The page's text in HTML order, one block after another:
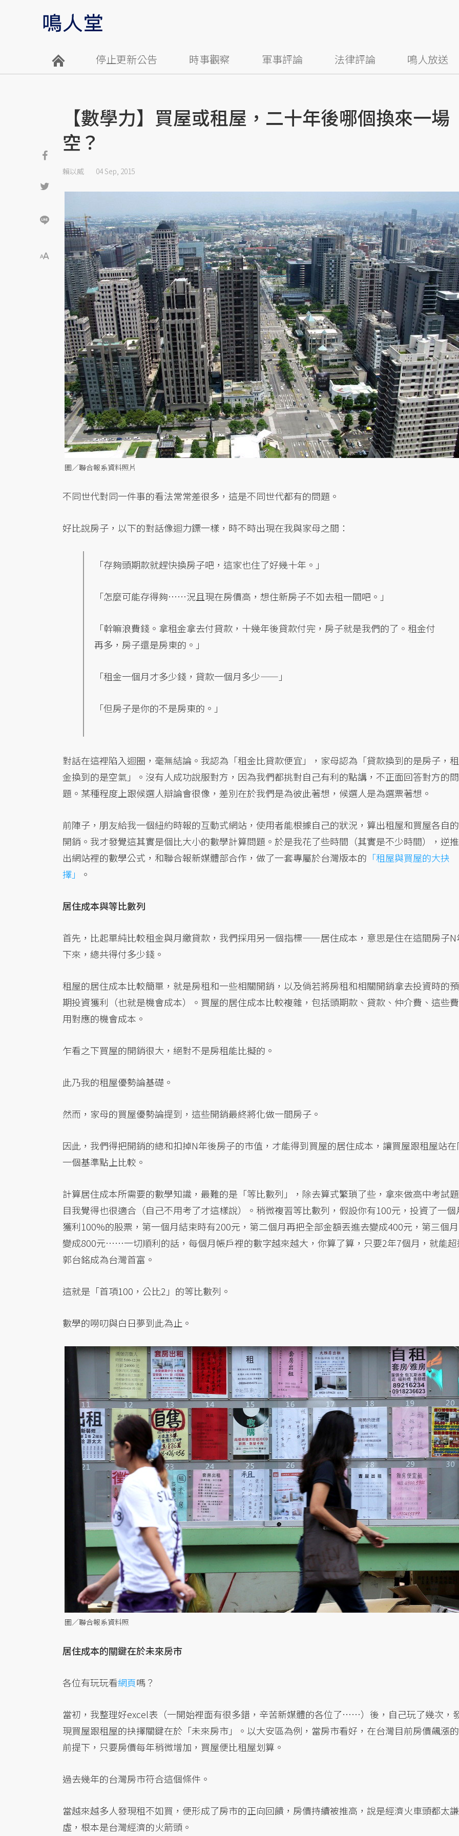
停止更新公告 時事觀察 軍事評論 法律評論 鳴人放送
【數學力】買屋或租屋，二十年後哪個換來一場
空？
賴以威 04 Sep, 2015
圖／聯合報系資料照片
不同世代對同一件事的看法常常差很多，這是不同世代都有的問題。
好比說房子，以下的對話像迴力鏢一樣，時不時出現在我與家母之間：
「存夠頭期款就趕快換房子吧，這家也住了好幾十年。」
「怎麼可能存得夠……況且現在房價高，想住新房子不如去租一間吧。」
「幹嘛浪費錢。拿租金拿去付貸款，十幾年後貸款付完，房子就是我們的了。租金付
再多，房子還是房東的。」
「租金一個月才多少錢，貸款一個月多少——」
「但房子是你的不是房東的。」
對話在這裡陷入迴圈，毫無結論。我認為「租金比貸款便宜」，家母認為「貸款換到的是房子，租
金換到的是空氣」。沒有人成功說服對方，因為我們都挑對自己有利的點講，不正面回答對方的問
題。某種程度上跟候選人辯論會很像，差別在於我們是為彼此著想，候選人是為選票著想。
前陣子，朋友給我一個紐約時報的互動式網站，使用者能根據自己的狀況，算出租屋和買屋各自的
開銷。我才發覺這其實是個比大小的數學計算問題。於是我花了些時間（其實是不少時間），逆推
出網站裡的數學公式，和聯合報新媒體部合作，做了一套專屬於台灣版本的 「租屋與買屋的大抉
擇」
。
居住成本與等比數列
首先，比起單純比較租金與月繳貸款，我們採用另一個指標——居住成本，意思是住在這間房子N
下來，總共得付多少錢。
租屋的居住成本比較簡單，就是房租和一些相關開銷，以及倘若將房租和相關開銷拿去投資時的預
期投資獲利（也就是機會成本）。買屋的居住成本比較複雜，包括頭期款、貸款、仲介費、這些費
用對應的機會成本。
乍看之下買屋的開銷很大，絕對不是房租能比擬的。
此乃我的租屋優勢論基礎。
然而，家母的買屋優勢論提到，這些開銷最終將化做一間房子。
因此，我們得把開銷的總和扣掉N年後房子的市值，才能得到買屋的居住成本，讓買屋跟租屋站在
一個基準點上比較。
計算居住成本所需要的數學知識，最難的是「等比數列」，除去算式繁瑣了些，拿來做高中考試題
目我覺得也很適合（自己不用考了才這樣說）。稍微複習等比數列，假設你有100元，投資了一個
獲利100%的股票，第一個月結束時有200元，第二個月再把全部金額丟進去變成400元，第三個月
變成800元……一切順利的話，每個月帳戶裡的數字越來越大，你算了算，只要2年7個月，就能
郭台銘成為台灣首富。
這就是「首項100，公比2」的等比數列。
數學的嘮叨與白日夢到此為止。
圖／聯合報系資料照
居住成本的關鍵在於未來房市
各位有玩玩看網頁嗎？
當初，我整理好excel表（一開始裡面有很多錯，辛苦新媒體的各位了……）後，自己玩了幾次，
現買屋跟租屋的抉擇關鍵在於「未來房市」。以大安區為例，當房市看好，在台灣目前房價飆漲的
前提下，只要房價每年稍微增加，買屋便比租屋划算。
過去幾年的台灣房市符合這個條件。
當越來越多人發現租不如買，便形成了房市的正向回饋，房價持續被推高，說是經濟火車頭都太謙
虛，根本是台灣經濟的火箭頭。